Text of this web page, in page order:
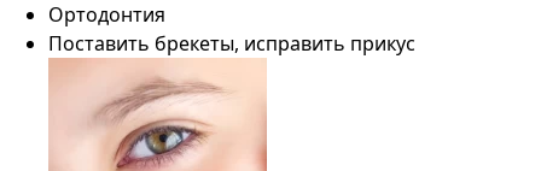
Ортодонтия
Поставить брекеты, исправить прикус